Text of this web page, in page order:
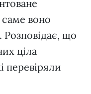
саме воно
що
ціла
перевіряли